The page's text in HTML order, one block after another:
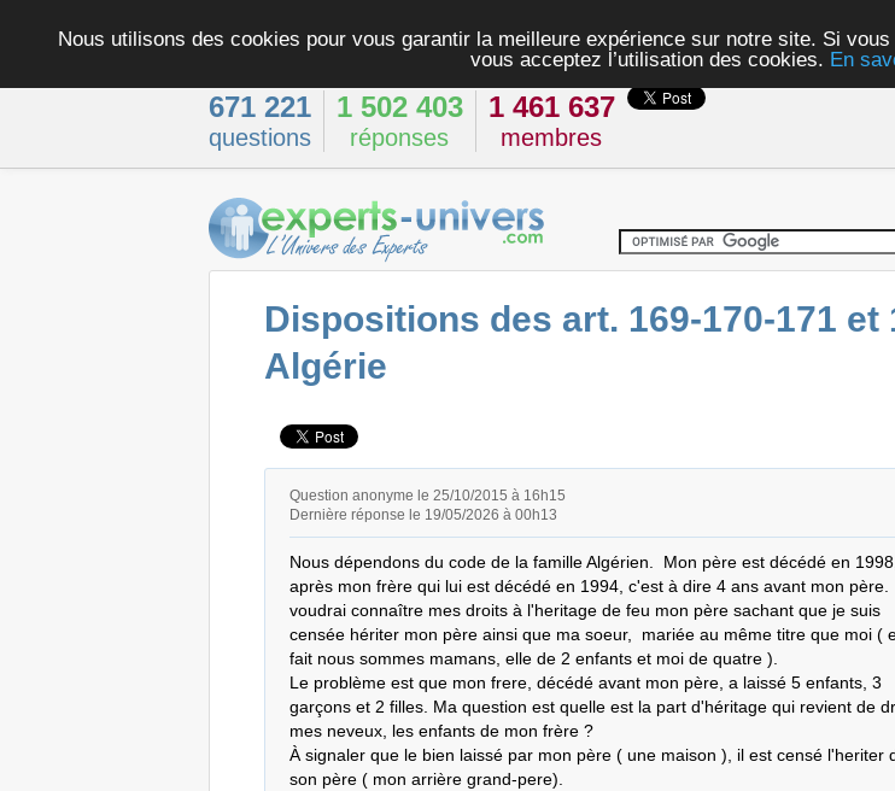
Nous utilisons des cookies pour vous garantir la meilleure expérience sur notre site. Si
vous acceptez l’utilisation des cookies. En
671 221
questions
1 502 403
réponses
1 461 637
membres
Dispositions des art. 169-170-171
Algérie
Question anonyme le 25/10/2015 à 16h15
Dernière réponse le 19/05/2026 à 00h13
Nous dépendons du code de la famille Algérien.  Mon père est décédé en 1998,
après mon frère qui lui est décédé en 1994, c'est à dire 4 ans avant mon père.
voudrai connaître mes droits à l'heritage de feu mon père sachant que je suis
censée hériter mon père ainsi que ma soeur,  mariée au même titre que moi (
fait nous sommes mamans, elle de 2 enfants et moi de quatre ).
Le problème est que mon frere, décédé avant mon père, a laissé 5 enfants, 3
garçons et 2 filles. Ma question est quelle est la part d'héritage qui revient de
mes neveux, les enfants de mon frère ?
À signaler que le bien laissé par mon père ( une maison ), il est censé l'heriter
son père ( mon arrière grand-pere).